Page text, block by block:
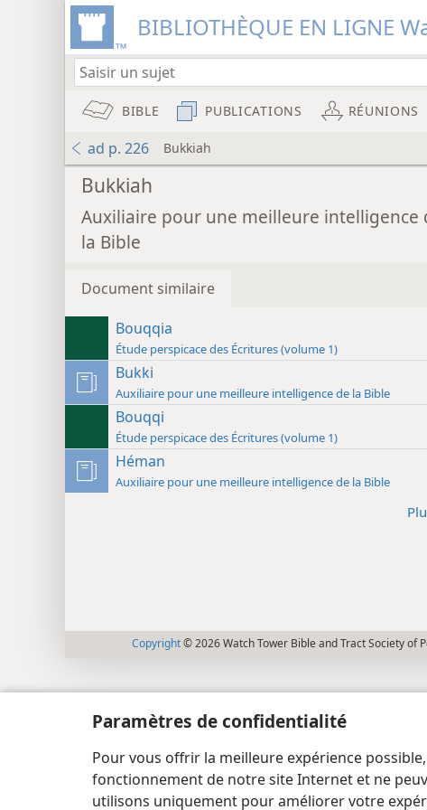
Paramètres de confidentialité
Pour vous offrir la meilleure expérience
fonctionnement de notre site Internet et ne
utilisons uniquement pour améliorer votre
BIBLIOTHÈQUE EN LIGNE
BIBLE PUBLICATIONS RÉUNIONS
ad p. 226 Bukkiah
Bukkiah
Auxiliaire pour une meilleure intelligence
la Bible
Document similaire
Bouqqia
Étude perspicace des Écritures (volume 1)
Bukki
Auxiliaire pour une meilleure intelligence de la Bible
Bouqqi
Étude perspicace des Écritures (volume 1)
Héman
Auxiliaire pour une meilleure intelligence de la Bible
Copyright© 2026 Watch Tower Bible and Tract Society of